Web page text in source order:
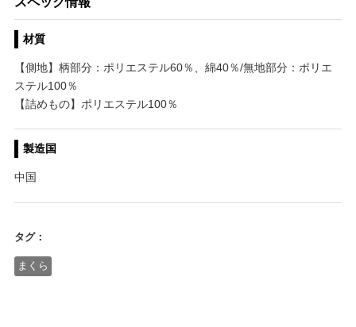
材質
【側地】柄部分：ポリエステル60％、綿40％/無地部分：ポリエ
ステル100％
【詰めもの】ポリエステル100％
製造国
中国
タグ：
まくら